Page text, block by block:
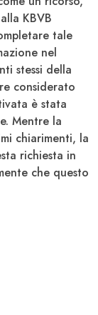
KBVB
tale
nel
stessi della
considerato
è stata
Mentre la
chiarimenti, la
richiesta in
che questo